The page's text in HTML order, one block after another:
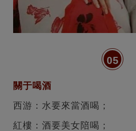
05
關于喝酒
西游：水要來當酒喝；
紅樓：酒要美女陪喝；